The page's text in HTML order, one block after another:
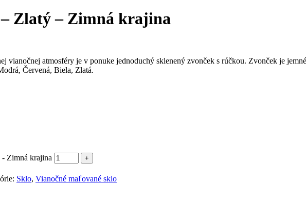
Zlatý – Zimná krajina
vianočnej atmosféry je v ponuke jednoduchý sklenený zvonček s rúčkou. Zvonček je
Červená, Biela, Zlatá.
Zimná krajina
Sklo, Vianočné maľované sklo